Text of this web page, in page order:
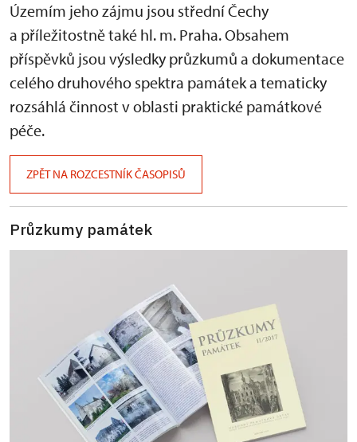
Územím jeho zájmu jsou střední Čechy
a příležitostně také hl. m. Praha. Obsahem
příspěvků jsou výsledky průzkumů a dokumentace
celého druhového spektra památek a tematicky
rozsáhlá činnost v oblasti praktické památkové
péče.
ZPĚT NA ROZCESTNÍK ČASOPISŮ
Průzkumy památek